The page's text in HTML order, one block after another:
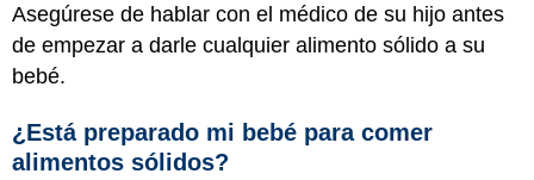
Asegúrese de hablar con el médico de su hijo antes
de empezar a darle cualquier alimento sólido a su
bebé.
¿Está preparado mi bebé para comer
alimentos sólidos?